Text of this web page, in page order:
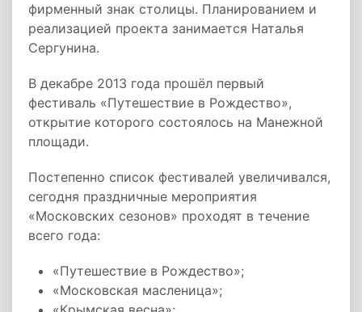
фирменный знак столицы. Планированием и
реализацией проекта занимается Наталья
Сергунина.
В декабре 2013 года прошёл первый
фестиваль «Путешествие в Рождество»,
открытие которого состоялось на Манежной
площади.
Постепенно список фестивалей увеличивался,
сегодня праздничные мероприятия
«Московских сезонов» проходят в течение
всего года:
«Путешествие в Рождество»;
«Московская масленица»;